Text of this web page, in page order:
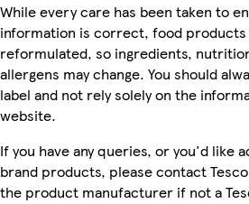
While every care has been taken to
information is correct, food products
reformulated, so ingredients,
allergens may change. You should
label and not rely solely on the
website.
If you have any queries, or you'd like
brand products, please contact
the product manufacturer if not a